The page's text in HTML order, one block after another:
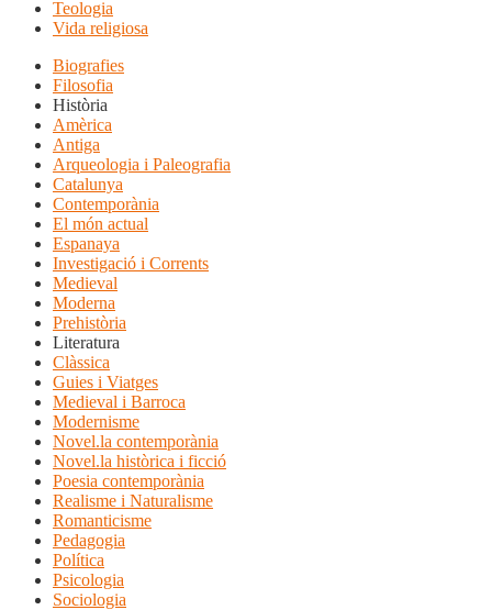
Teologia
Vida religiosa
Biografies
Filosofia
Història
Amèrica
Antiga
Arqueologia i Paleografia
Catalunya
Contemporània
El món actual
Espanaya
Investigació i Corrents
Medieval
Moderna
Prehistòria
Literatura
Clàssica
Guies i Viatges
Medieval i Barroca
Modernisme
Novel.la contemporània
Novel.la històrica i ficció
Poesia contemporània
Realisme i Naturalisme
Romanticisme
Pedagogia
Política
Psicologia
Sociologia